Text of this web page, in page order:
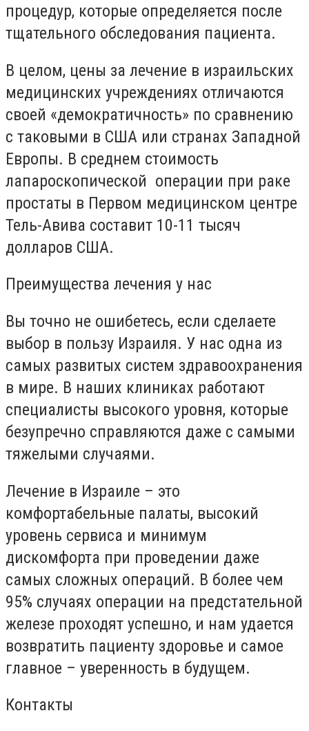
процедур, которые определяется после
тщательного обследования пациента.
В целом, цены за лечение в израильских
медицинских учреждениях отличаются
своей «демократичность» по сравнению
с таковыми в США или странах Западной
Европы. В среднем стоимость
лапароскопической операции при раке
простаты в Первом медицинском центре
Тель-Авива составит 10-11 тысяч
долларов США.
Преимущества лечения у нас
Вы точно не ошибетесь, если сделаете
выбор в пользу Израиля. У нас одна из
самых развитых систем здравоохранения
в мире. В наших клиниках работают
специалисты высокого уровня, которые
безупречно справляются даже с самыми
тяжелыми случаями.
Лечение в Израиле – это
комфортабельные палаты, высокий
уровень сервиса и минимум
дискомфорта при проведении даже
самых сложных операций. В более чем
95% случаях операции на предстательной
железе проходят успешно, и нам удается
возвратить пациенту здоровье и самое
главное – уверенность в будущем.
Контакты